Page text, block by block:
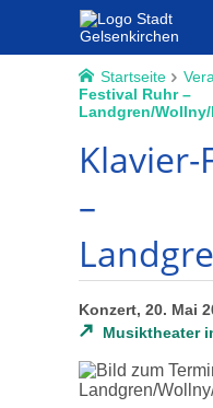
Startseite
Festival Ruhr –
Landgren/
Klavier-
–
Konzert, 20. Mai
Musiktheater